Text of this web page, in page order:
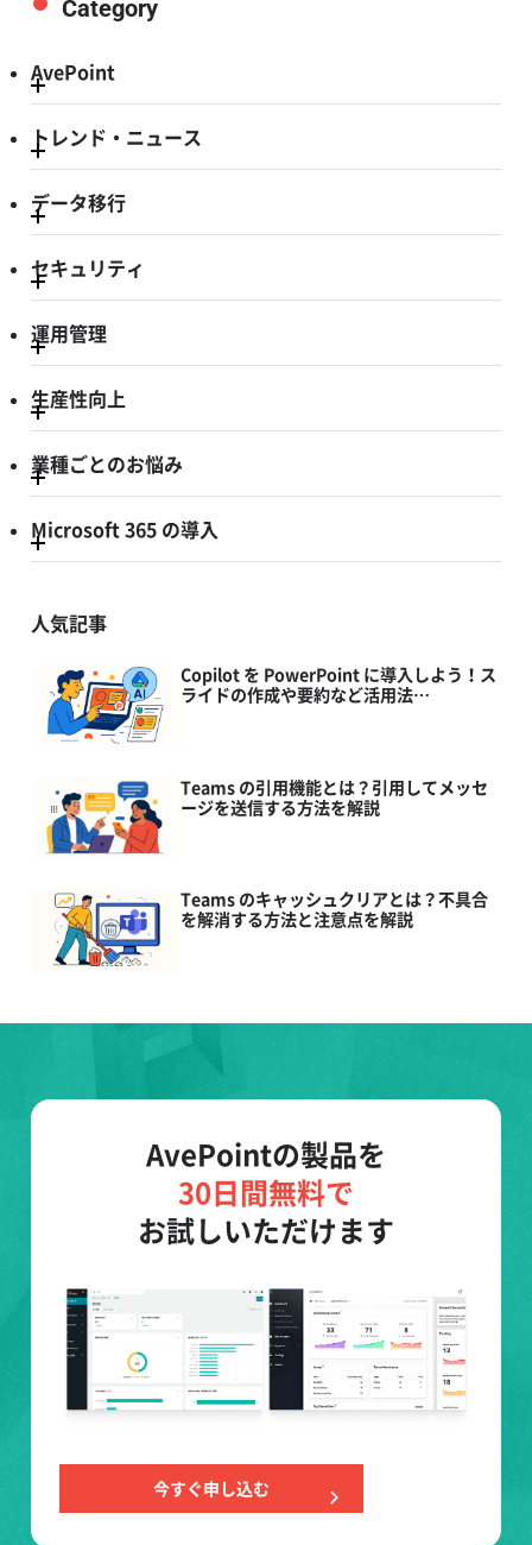
Category
AvePoint
トレンド・ニュース
データ移行
セキュリティ
運用管理
生産性向上
業種ごとのお悩み
Microsoft 365 の導入
人気記事
Copilot を PowerPoint に導入しよう！ス
ライドの作成や要約など活用法…
Teams の引用機能とは？引用してメッセ
ージを送信する方法を解説
Teams のキャッシュクリアとは？不具合
を解消する方法と注意点を解説
AvePointの製品を
30日間無料で
お試しいただけます
今すぐ申し込む